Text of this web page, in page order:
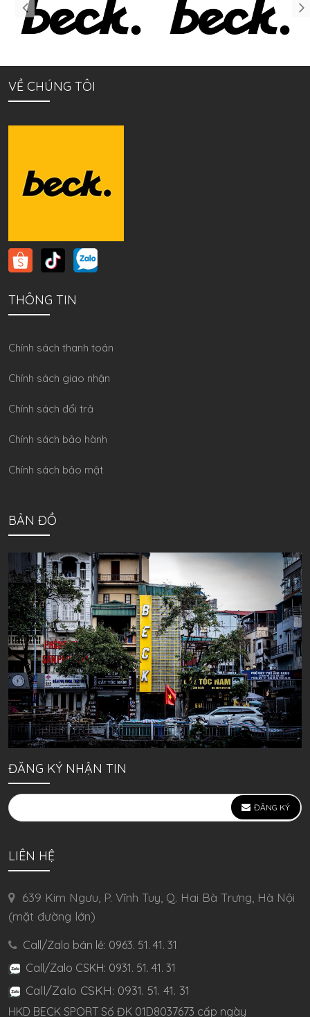
VỀ CHÚNG TÔI
THÔNG TIN
Chính sách thanh toán
Chính sách giao nhận
Chính sách đổi trả
Chính sách bảo hành
Chính sách bảo mật
BẢN ĐỒ
ĐĂNG KÝ NHẬN TIN
ĐĂNG KÝ
LIÊN HỆ
639 Kim Ngưu, P. Vĩnh Tuy, Q. Hai Bà Trưng, Hà Nội
(mặt đường lớn)
Call/Zalo bán lẻ: 0963. 51. 41. 31
Call/Zalo CSKH: 0931. 51. 41. 31
Call/Zalo CSKH: 0931. 51. 41. 31
HKD BECK SPORT Số ĐK 01D8037673 cấp ngày